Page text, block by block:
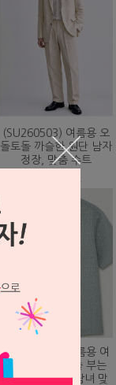
(SU260503) 여름용 오
돌토돌 까슬한 원단 남자
정장, 맞춤 수트
(DS260473) 여름용 여
름용 바람이 솔솔 부는
망사직조 셔츠, 남녀 맞